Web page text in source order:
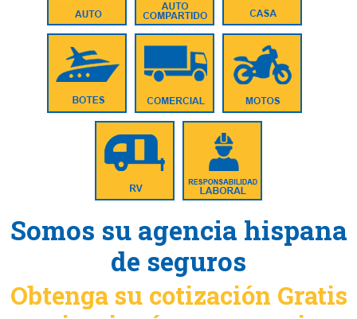
Somos su agencia hispana
de seguros
Obtenga su cotización Gratis